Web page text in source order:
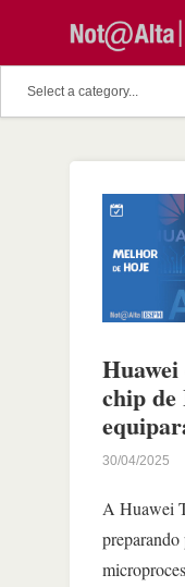
Huawei
chip
30/04/2025
A Huawei
preparando